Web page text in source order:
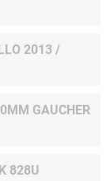
2013 /
GAUCHER
828U